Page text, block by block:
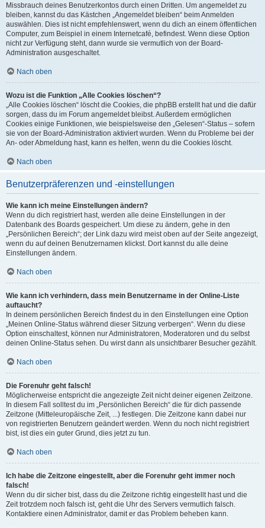
Missbrauch deines Benutzerkontos durch einen Dritten. Um angemeldet zu
bleiben, kannst du das Kästchen „Angemeldet bleiben“ beim Anmelden
auswählen. Dies ist nicht empfehlenswert, wenn du dich an einem öffentlichen
Computer, zum Beispiel in einem Internetcafé, befindest. Wenn diese Option
nicht zur Verfügung steht, dann wurde sie vermutlich von der Board-
Administration ausgeschaltet.
Nach oben
Wozu ist die Funktion „Alle Cookies löschen“?
„Alle Cookies löschen“ löscht die Cookies, die phpBB erstellt hat und die dafür
sorgen, dass du im Forum angemeldet bleibst. Außerdem ermöglichen
Cookies einige Funktionen, wie beispielsweise den „Gelesen“-Status – sofern
sie von der Board-Administration aktiviert wurden. Wenn du Probleme bei der
An- oder Abmeldung hast, kann es helfen, wenn du die Cookies löscht.
Nach oben
Benutzerpräferenzen und -einstellungen
Wie kann ich meine Einstellungen ändern?
Wenn du dich registriert hast, werden alle deine Einstellungen in der
Datenbank des Boards gespeichert. Um diese zu ändern, gehe in den
„Persönlichen Bereich“; der Link dazu wird meist oben auf der Seite angezeigt,
wenn du auf deinen Benutzernamen klickst. Dort kannst du alle deine
Einstellungen ändern.
Nach oben
Wie kann ich verhindern, dass mein Benutzername in der Online-Liste
auftaucht?
In deinem persönlichen Bereich findest du in den Einstellungen eine Option
„Meinen Online-Status während dieser Sitzung verbergen“. Wenn du diese
Option einschaltest, können nur Administratoren, Moderatoren und du selbst
deinen Online-Status sehen. Du wirst dann als unsichtbarer Besucher gezählt.
Nach oben
Die Forenuhr geht falsch!
Möglicherweise entspricht die angezeigte Zeit nicht deiner eigenen Zeitzone.
In diesem Fall solltest du im „Persönlichen Bereich“ die für dich passende
Zeitzone (Mitteleuropäische Zeit, ...) festlegen. Die Zeitzone kann dabei nur
von registrierten Benutzern geändert werden. Wenn du noch nicht registriert
bist, ist dies ein guter Grund, dies jetzt zu tun.
Nach oben
Ich habe die Zeitzone eingestellt, aber die Forenuhr geht immer noch
falsch!
Wenn du dir sicher bist, dass du die Zeitzone richtig eingestellt hast und die
Zeit trotzdem noch falsch ist, geht die Uhr des Servers vermutlich falsch.
Kontaktiere einen Administrator, damit er das Problem beheben kann.